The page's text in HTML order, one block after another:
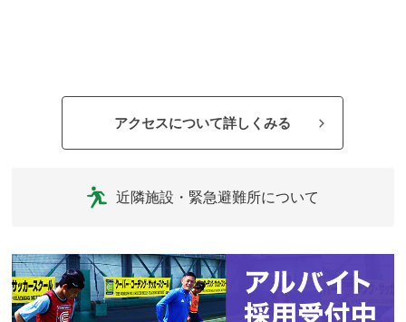
アクセスについて詳しくみる
近隣施設・緊急避難所について